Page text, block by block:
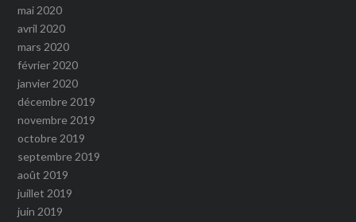
mai 2020
avril 2020
mars 2020
février 2020
janvier 2020
décembre 2019
novembre 2019
octobre 2019
septembre 2019
août 2019
juillet 2019
juin 2019